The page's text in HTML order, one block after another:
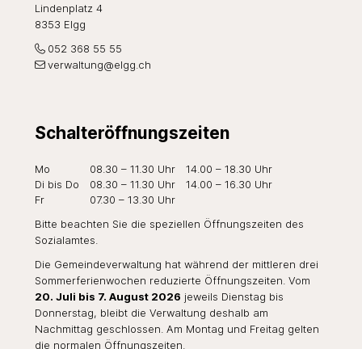
Lindenplatz 4
8353 Elgg
052 368 55 55
verwaltung@elgg.ch
Schalteröffnungszeiten
Wochentag Öffnungszeiten Vormittag Öffnungszeiten
Mo 08.30 – 11.30 Uhr
14.00 – 18.30 Uhr
Di bis Do 08.30 – 11.30 Uhr
14.00 – 16.30 Uhr
Fr
07.30 – 13.30 Uhr
Bitte beachten Sie die speziellen Öffnungszeiten des
Sozialamtes.
Die Gemeindeverwaltung hat während der mittleren drei
Sommerferienwochen reduzierte Öffnungszeiten. Vom
20. Juli bis 7. August 2026 jeweils Dienstag bis
Donnerstag, bleibt die Verwaltung deshalb am
Nachmittag geschlossen. Am Montag und Freitag gelten
die normalen Öffnungszeiten.